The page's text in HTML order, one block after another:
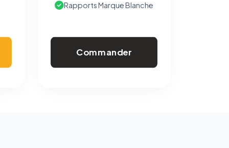
Rapports Marque Blanche
Commander